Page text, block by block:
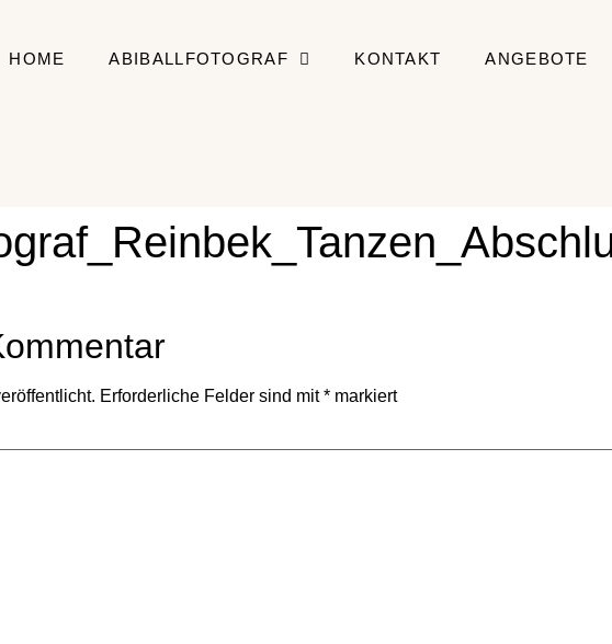
HOME ABIBALLFOTOGRAF KONTAKT ANGEBOTE
Erforderliche Felder sind mit* markiert